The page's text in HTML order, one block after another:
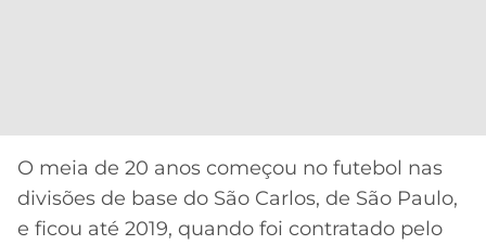
O meia de 20 anos começou no futebol nas
divisões de base do São Carlos, de São Paulo,
e ficou até 2019, quando foi contratado pelo